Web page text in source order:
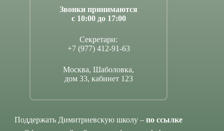
Звонки принимаются
с 10:00 до 17:00
Секретари:
+7 (977) 412-91-63
Москва, Шаболовка,
дом 33, кабинет 123
Поддержать Димитриевскую школу –по ссылке